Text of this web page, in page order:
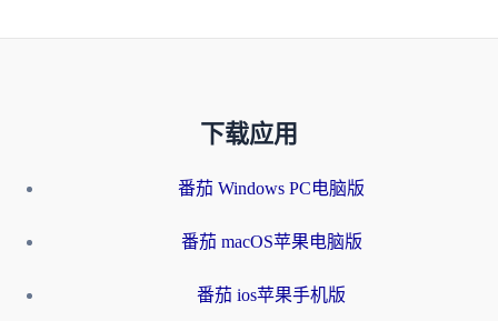
下载应用
番茄 Windows PC电脑版
番茄 macOS苹果电脑版
番茄 ios苹果手机版